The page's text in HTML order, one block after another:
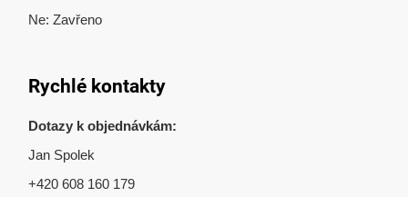
Ne: Zavřeno
Rychlé kontakty
Dotazy k objednávkám:
Jan Spolek
+420 608 160 179